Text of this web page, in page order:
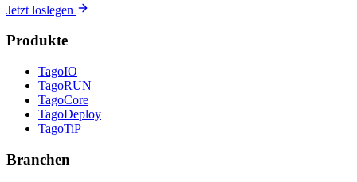
Jetzt loslegen
Produkte
TagoIO
TagoRUN
TagoCore
TagoDeploy
TagoTiP
Branchen